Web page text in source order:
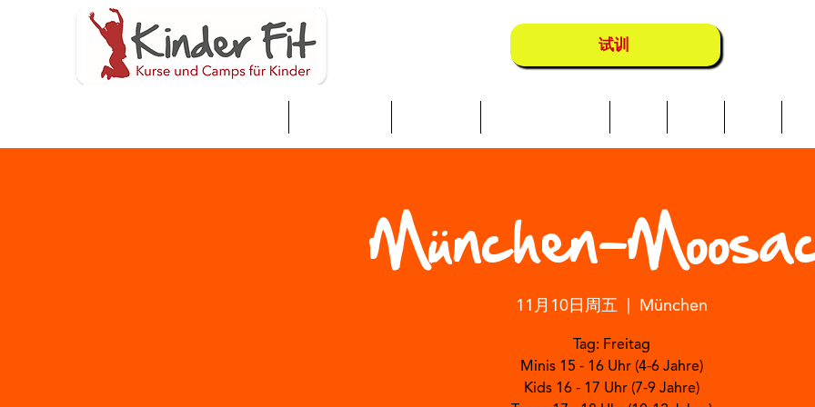
试训
München-
11月10日周五 München
Tag: Freitag
Minis 15 - 16 Uhr (4-6 Jahre)
Kids 16 - 17 Uhr (7-9 Jahre)